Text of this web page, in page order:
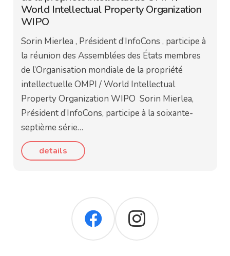
World Intellectual Property Organization
WIPO
Sorin Mierlea , Président d’InfoCons , participe à
la réunion des Assemblées des États membres
de l’Organisation mondiale de la propriété
intellectuelle OMPI / World Intellectual
Property Organization WIPO Sorin Mierlea,
Président d’InfoCons, participe à la soixante-
septième série…
details